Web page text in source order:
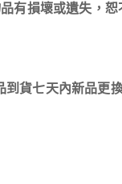
有損壞或遺失，恕
到貨七天內新品更